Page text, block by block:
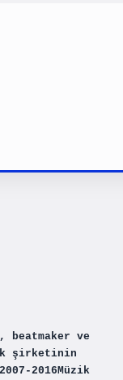
ve
şirketinin
2016Müzik